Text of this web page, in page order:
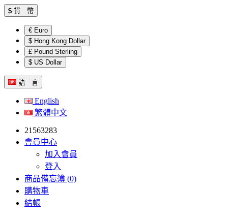
$ 貨 幣
€ Euro
$ Hong Kong Dollar
£ Pound Sterling
$ US Dollar
語 言
English
繁體中文
21563283
會員中心
加入會員
登入
商品備忘簿 (0)
購物車
結帳